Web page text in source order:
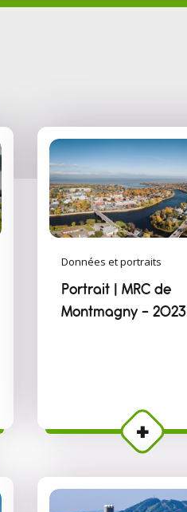
Données et portraits
Portrait | MRC de
Montmagny - 2023